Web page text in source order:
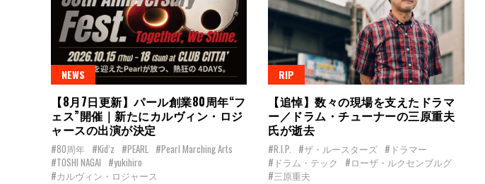
NEWS
【8月7日更新】パール創業80周年“フ
ェス”開催｜新たにカルヴィン・ロジ
ャースの出演が決定
#80周年 #Kid’z #PEARL
#Pearl Marching Arts
#TOSHI NAGAI #yukihiro
#カルヴィン・ロジャース
RIP
【追悼】数々の現場を支えたドラマ
ー／ドラム・チューナーの三原重夫
氏が逝去
#R.I.P. #ザ・ルースターズ #ドラマー
#ドラム・テック
#ローザ・ルクセンブルグ
#三原重夫